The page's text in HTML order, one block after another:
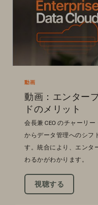
動画
動画：エンター
ドのメリット
会長兼 CEO のチャーリ
からデータ管理へのシフ
す。統合により、エンタ
わるかがわかります。
視聴する